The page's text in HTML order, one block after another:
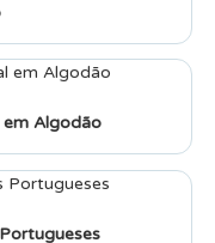
em Algodão